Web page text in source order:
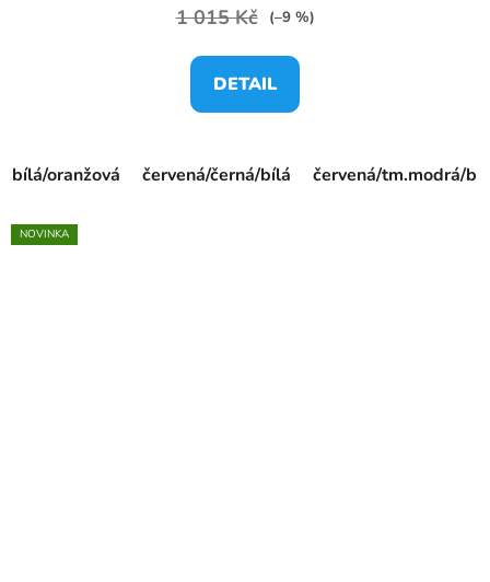
1 015 Kč (–9 %)
DETAIL
bílá/oranžová červená/černá/bílá červená/tm.modrá/
NOVINKA